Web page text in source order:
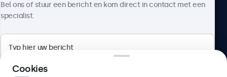
Bel ons of stuur een bericht en kom direct in contact met een
specialist.
Cookies